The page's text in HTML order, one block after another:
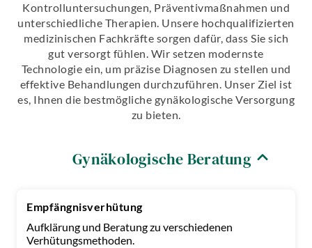
Kontrolluntersuchungen, Präventivmaßnahmen und
unterschiedliche Therapien. Unsere hochqualifizierten
medizinischen Fachkräfte sorgen dafür, dass Sie sich
gut versorgt fühlen. Wir setzen modernste
Technologie ein, um präzise Diagnosen zu stellen und
effektive Behandlungen durchzuführen. Unser Ziel ist
es, Ihnen die bestmögliche gynäkologische Versorgung
zu bieten.
Gynäkologische Beratung
Empfängnisverhütung
Aufklärung und Beratung zu verschiedenen
Verhütungsmethoden.